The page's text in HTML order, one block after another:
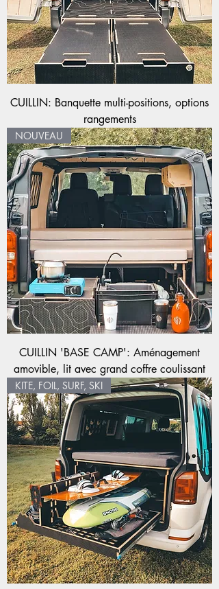
CUILLIN: Banquette multi-positions, options
rangements
NOUVEAU
CUILLIN 'BASE CAMP': Aménagement
amovible, lit avec grand coffre coulissant
KITE, FOIL, SURF, SKI